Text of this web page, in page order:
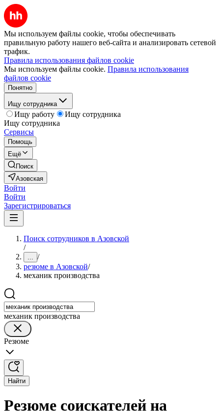
Мы используем файлы cookie, чтобы обеспечивать
правильную работу нашего веб-сайта и анализировать сетевой
трафик.
Правила использования файлов cookie
Мы используем файлы cookie. Правила использования
файлов cookie
Понятно
Ищу сотрудника
Ищу работу
Ищу сотрудника
Ищу сотрудника
Сервисы
Помощь
Ещё
Поиск
Азовская
Войти
Войти
Зарегистрироваться
Поиск сотрудников в Азовской
/
... /
резюме в Азовской/
механик производства
механик производства
Резюме
Найти
Резюме соискателей на